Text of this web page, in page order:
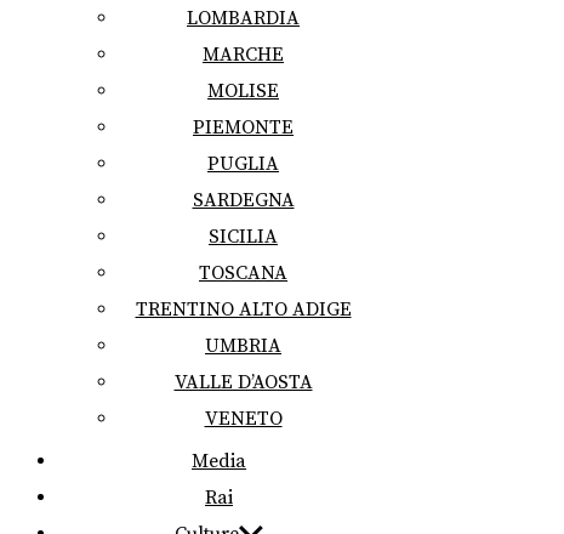
LOMBARDIA
MARCHE
MOLISE
PIEMONTE
PUGLIA
SARDEGNA
SICILIA
TOSCANA
TRENTINO ALTO ADIGE
UMBRIA
VALLE D’AOSTA
VENETO
Media
Rai